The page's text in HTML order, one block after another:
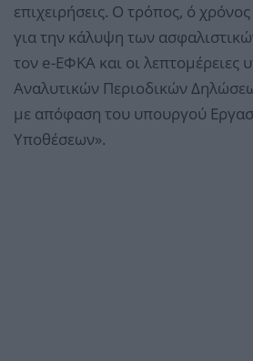
επιχειρήσεις. Ο τρόπος, ό
για την κάλυψη των
τον e-ΕΦΚΑ και οι λεπτομέρειες
Αναλυτικών Περιοδικών
με απόφαση του υπουργού
Υποθέσεων».